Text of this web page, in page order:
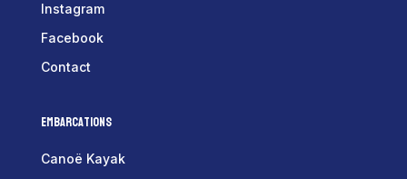
Instagram
Facebook
Contact
Embarcations
Canoë Kayak